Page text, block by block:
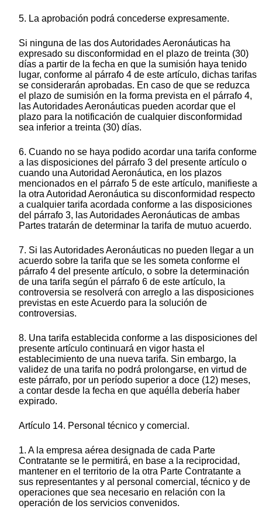
5. La aprobación podrá concederse expresamente.
Si ninguna de las dos Autoridades Aeronáuticas ha
expresado su disconformidad en el plazo de treinta (30)
días a partir de la fecha en que la sumisión haya tenido
lugar, conforme al párrafo 4 de este artículo, dichas tarifas
se considerarán aprobadas. En caso de que se reduzca
el plazo de sumisión en la forma prevista en el párrafo 4,
las Autoridades Aeronáuticas pueden acordar que el
plazo para la notificación de cualquier disconformidad
sea inferior a treinta (30) días.
6. Cuando no se haya podido acordar una tarifa conforme
a las disposiciones del párrafo 3 del presente artículo o
cuando una Autoridad Aeronáutica, en los plazos
mencionados en el párrafo 5 de este artículo, manifieste a
la otra Autoridad Aeronáutica su disconformidad respecto
a cualquier tarifa acordada conforme a las disposiciones
del párrafo 3, las Autoridades Aeronáuticas de ambas
Partes tratarán de determinar la tarifa de mutuo acuerdo.
7. Si las Autoridades Aeronáuticas no pueden llegar a un
acuerdo sobre la tarifa que se les someta conforme el
párrafo 4 del presente artículo, o sobre la determinación
de una tarifa según el párrafo 6 de este artículo, la
controversia se resolverá con arreglo a las disposiciones
previstas en este Acuerdo para la solución de
controversias.
8. Una tarifa establecida conforme a las disposiciones del
presente artículo continuará en vigor hasta el
establecimiento de una nueva tarifa. Sin embargo, la
validez de una tarifa no podrá prolongarse, en virtud de
este párrafo, por un período superior a doce (12) meses,
a contar desde la fecha en que aquélla debería haber
expirado.
Artículo 14. Personal técnico y comercial.
1. A la empresa aérea designada de cada Parte
Contratante se le permitirá, en base a la reciprocidad,
mantener en el territorio de la otra Parte Contratante a
sus representantes y al personal comercial, técnico y de
operaciones que sea necesario en relación con la
operación de los servicios convenidos.